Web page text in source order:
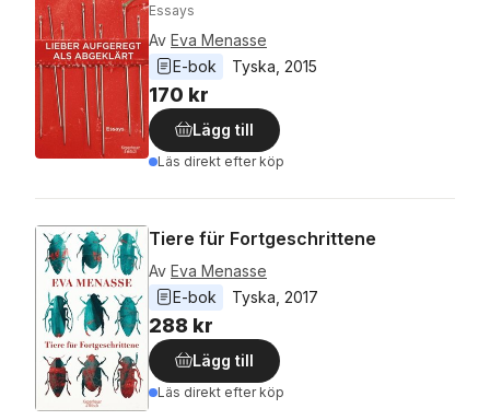
Essays
Av Eva Menasse
E-bok
Tyska 2015
170 kr
Lägg till
Läs direkt efter köp
Tiere für Fortgeschrittene
Av Eva Menasse
E-bok
Tyska 2017
288 kr
Lägg till
Läs direkt efter köp